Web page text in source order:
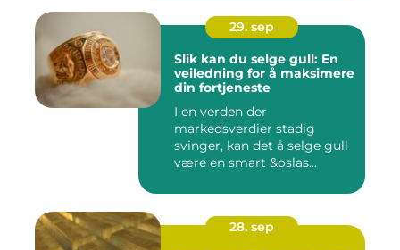
29. sep
Slik kan du selge gull: En
veiledning for å maksimere
din fortjeneste
I en verden der
markedsverdier stadig
svinger, kan det å selge gull
være en smart &oslas...
28. sep